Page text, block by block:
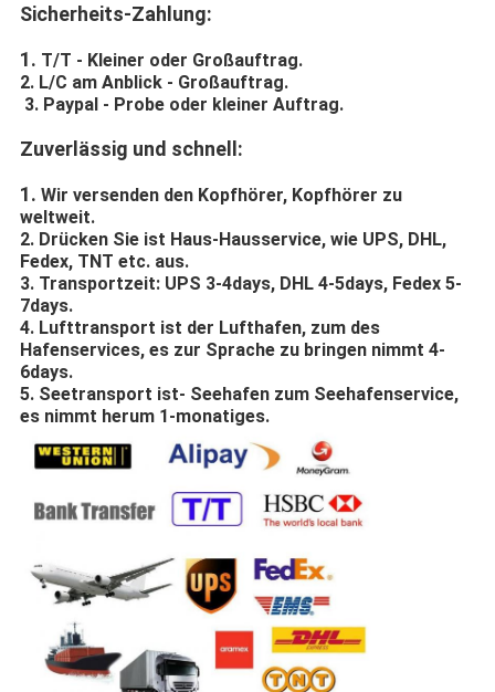
Sicherheits-Zahlung:
1. T/T - Kleiner oder Großauftrag.
2. L/C am Anblick - Großauftrag.
3. Paypal - Probe oder kleiner Auftrag.
Zuverlässig und schnell:
1. Wir versenden den Kopfhörer, Kopfhörer zu
weltweit.
2. Drücken Sie ist Haus-Hausservice, wie UPS, DHL,
Fedex, TNT etc. aus.
3. Transportzeit: UPS 3-4days, DHL 4-5days, Fedex 5-
7days.
4. Lufttransport ist der Lufthafen, zum des
Hafenservices, es zur Sprache zu bringen nimmt 4-
6days.
5. Seetransport ist- Seehafen zum Seehafenservice,
es nimmt herum 1-monatiges.